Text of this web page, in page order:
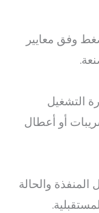
وفق معايير
التشغيل
أو أعطال
المنفذة والحالة